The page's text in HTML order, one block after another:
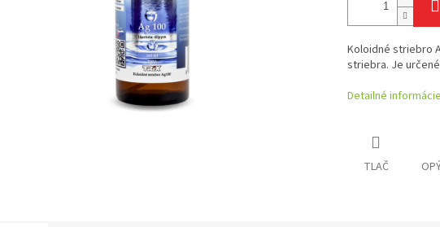
Koloidné striebro
striebra. Je
Detailné informácie
TLAČ